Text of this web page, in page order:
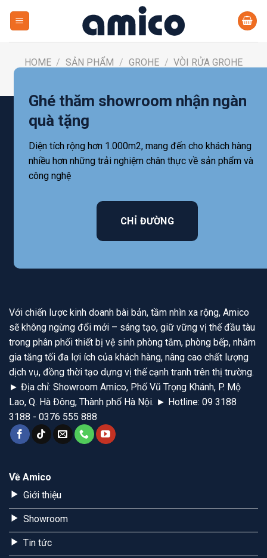
HOME / SẢN PHẨM / GROHE / VÒI RỬA GROHE
Ghé thăm showroom nhận ngàn
quà tặng
Diện tích rộng hơn 1.000m2, mang đến cho khách hàng
nhiều hơn những trải nghiệm chân thực về sản phẩm và
công nghệ
CHỈ ĐƯỜNG
Với chiến lược kinh doanh bài bản, tầm nhìn xa rộng, Amico
sẽ không ngừng đổi mới – sáng tạo, giữ vững vị thế đầu tàu
trong phân phối thiết bị vệ sinh phòng tắm, phòng bếp, nhằm
gia tăng tối đa lợi ích của khách hàng, nâng cao chất lượng
dịch vụ, đồng thời tạo dựng vị thế cạnh tranh trên thị trường.
► Địa chỉ: Showroom Amico, Phố Vũ Trọng Khánh, P. Mộ
Lao, Q. Hà Đông, Thành phố Hà Nội. ► Hotline: 09 3188
3188 - 0376 555 888
Về Amico
Giới thiệu
Showroom
Tin tức